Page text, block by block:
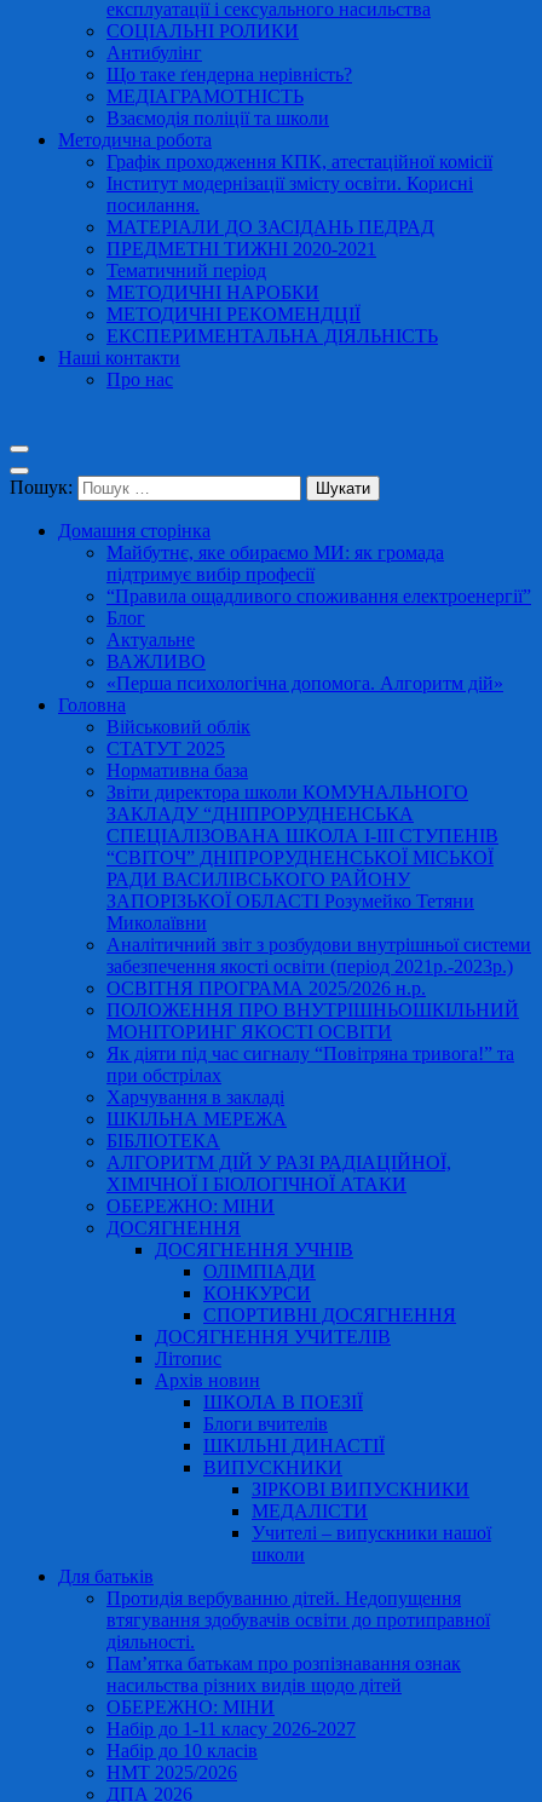
експлуатації і сексуального насильства
СОЦІАЛЬНІ РОЛИКИ
Антибулінг
Що таке ґендерна нерівність?
МЕДІАГРАМОТНІСТЬ
Взаємодія поліції та школи
Методична робота
Графік проходження КПК, атестаційної комісії
Інститут модернізації змісту освіти. Корисні
посилання.
МАТЕРІАЛИ ДО ЗАСІДАНЬ ПЕДРАД
ПРЕДМЕТНІ ТИЖНІ 2020-2021
Тематичний період
МЕТОДИЧНІ НАРОБКИ
МЕТОДИЧНІ РЕКОМЕНДЦІЇ
ЕКСПЕРИМЕНТАЛЬНА ДІЯЛЬНІСТЬ
Наші контакти
Про нас
Пошук:
Домашня сторінка
Майбутнє, яке обираємо МИ: як громада
підтримує вибір професії
“Правила ощадливого споживання електроенергії”
Блог
Актуальне
ВАЖЛИВО
«Перша психологічна допомога. Алгоритм дій»
Головна
Військовий облік
СТАТУТ 2025
Нормативна база
Звіти директора школи КОМУНАЛЬНОГО
ЗАКЛАДУ “ДНІПРОРУДНЕНСЬКА
СПЕЦІАЛІЗОВАНА ШКОЛА І-ІІІ СТУПЕНІВ
“СВІТОЧ” ДНІПРОРУДНЕНСЬКОЇ МІСЬКОЇ
РАДИ ВАСИЛІВСЬКОГО РАЙОНУ
ЗАПОРІЗЬКОЇ ОБЛАСТІ Розумейко Тетяни
Миколаївни
Аналітичний звіт з розбудови внутрішньої системи
забезпечення якості освіти (період 2021р.-2023р.)
ОСВІТНЯ ПРОГРАМА 2025/2026 н.р.
ПОЛОЖЕННЯ ПРО ВНУТРІШНЬОШКІЛЬНИЙ
МОНІТОРИНГ ЯКОСТІ ОСВІТИ
Як діяти під час сигналу “Повітряна тривога!” та
при обстрілах
Харчування в закладі
ШКІЛЬНА МЕРЕЖА
БІБЛІОТЕКА
АЛГОРИТМ ДІЙ У РАЗІ РАДІАЦІЙНОЇ,
ХІМІЧНОЇ І БІОЛОГІЧНОЇ АТАКИ
ОБЕРЕЖНО: МІНИ
ДОСЯГНЕННЯ
ДОСЯГНЕННЯ УЧНІВ
ОЛІМПІАДИ
КОНКУРСИ
СПОРТИВНІ ДОСЯГНЕННЯ
ДОСЯГНЕННЯ УЧИТЕЛІВ
Літопис
Архів новин
ШКОЛА В ПОЕЗІЇ
Блоги вчителів
ШКІЛЬНІ ДИНАСТІЇ
ВИПУСКНИКИ
ЗІРКОВІ ВИПУСКНИКИ
МЕДАЛІСТИ
Учителі – випускники нашої
школи
Для батьків
Протидія вербуванню дітей. Недопущення
втягування здобувачів освіти до протиправної
діяльності.
Пам’ятка батькам про розпізнавання ознак
насильства різних видів щодо дітей
ОБЕРЕЖНО: МІНИ
Набір до 1-11 класу 2026-2027
Набір до 10 класів
НМТ 2025/2026
ДПА 2026